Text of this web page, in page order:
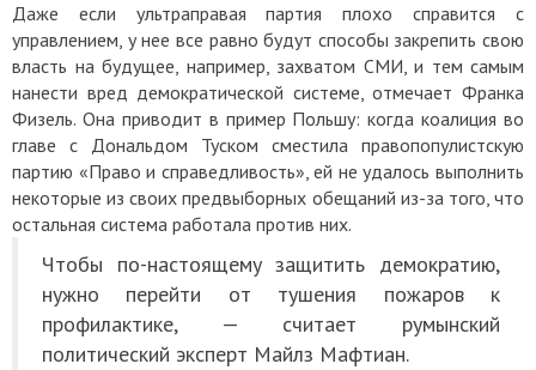
Даже если ультраправая партия плохо справится с
управлением, у нее все равно будут способы закрепить свою
власть на будущее, например, захватом СМИ, и тем самым
нанести вред демократической системе, отмечает Франка
Физель. Она приводит в пример Польшу: когда коалиция во
главе с Дональдом Туском сместила правопопулистскую
партию «Право и справедливость», ей не удалось выполнить
некоторые из своих предвыборных обещаний из-за того, что
остальная система работала против них.
Чтобы по-настоящему защитить демократию,
нужно перейти от тушения пожаров к
профилактике, — считает румынский
политический эксперт Майлз Мафтиан.